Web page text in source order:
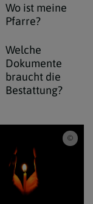
Wo ist meine
Pfarre?
Welche
Dokumente
braucht die
Bestattung?